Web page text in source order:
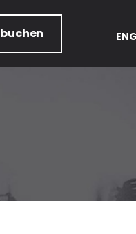
buchen